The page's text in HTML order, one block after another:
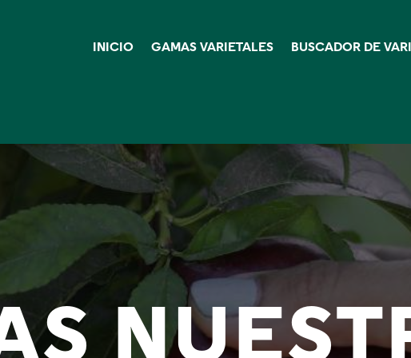
INICIO GAMAS VARIETALES BUSCADOR DE